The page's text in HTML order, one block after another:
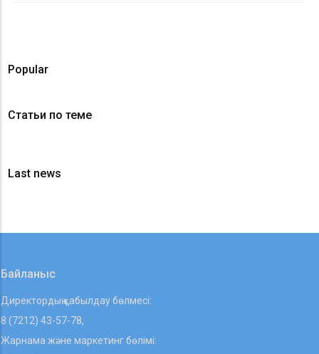
Popular
Статьи по теме
Last news
Байланыс
Директордың қабылдау бөлмесі:
8 (7212) 43-57-78,
Жарнама және маркетинг бөлімі: